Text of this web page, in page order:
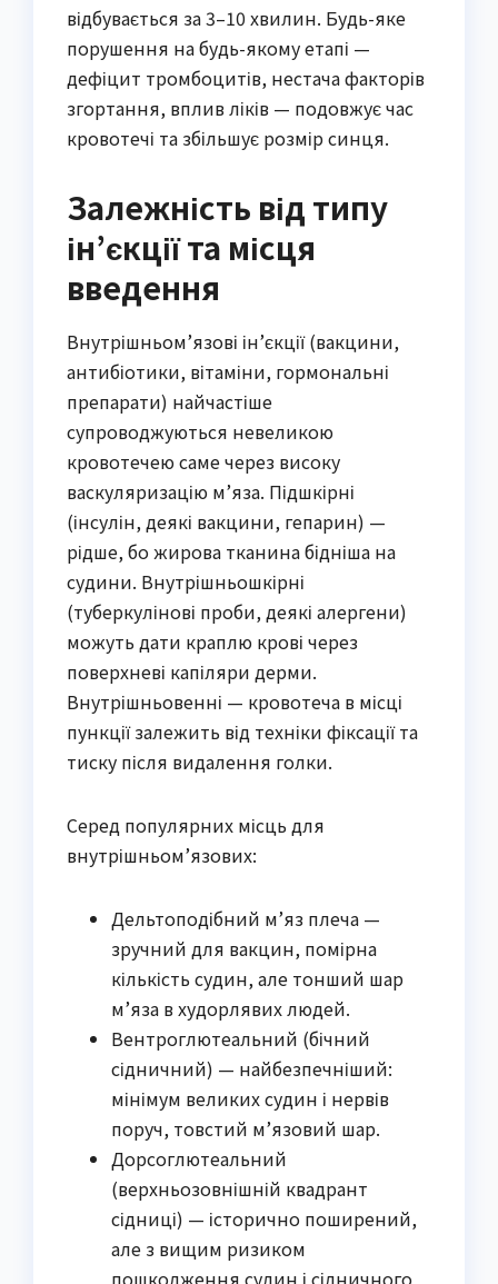
відбувається за 3–10 хвилин. Будь-яке
порушення на будь-якому етапі —
дефіцит тромбоцитів, нестача факторів
згортання, вплив ліків — подовжує час
кровотечі та збільшує розмір синця.
Залежність від типу
ін’єкції та місця
введення
Внутрішньом’язові ін’єкції (вакцини,
антибіотики, вітаміни, гормональні
препарати) найчастіше
супроводжуються невеликою
кровотечею саме через високу
васкуляризацію м’яза. Підшкірні
(інсулін, деякі вакцини, гепарин) —
рідше, бо жирова тканина бідніша на
судини. Внутрішньошкірні
(туберкулінові проби, деякі алергени)
можуть дати краплю крові через
поверхневі капіляри дерми.
Внутрішньовенні — кровотеча в місці
пункції залежить від техніки фіксації та
тиску після видалення голки.
Серед популярних місць для
внутрішньом’язових:
Дельтоподібний м’яз плеча —
зручний для вакцин, помірна
кількість судин, але тонший шар
м’яза в худорлявих людей.
Вентроглютеальний (бічний
сідничний) — найбезпечніший:
мінімум великих судин і нервів
поруч, товстий м’язовий шар.
Дорсоглютеальний
(верхньозовнішній квадрант
сідниці) — історично поширений,
але з вищим ризиком
пошкодження судин і сідничного